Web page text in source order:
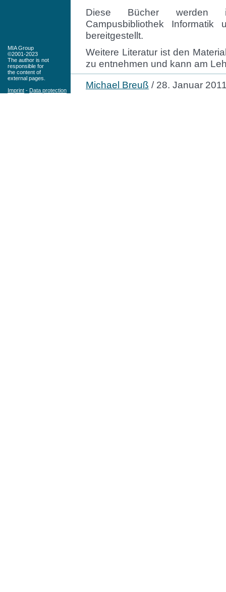
Diese Bücher werden
Campusbibliothek Informatik
bereitgestellt.
Weitere Literatur ist den
zu entnehmen und kann am
Michael Breuß / 28. Januar
MIA Group
©2001-2023
The author is not
responsible for
the content of
external pages.
Imprint - Data protection